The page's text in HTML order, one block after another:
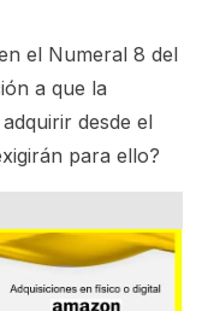
el Numeral 8 del
a que la
desde el
para ello?